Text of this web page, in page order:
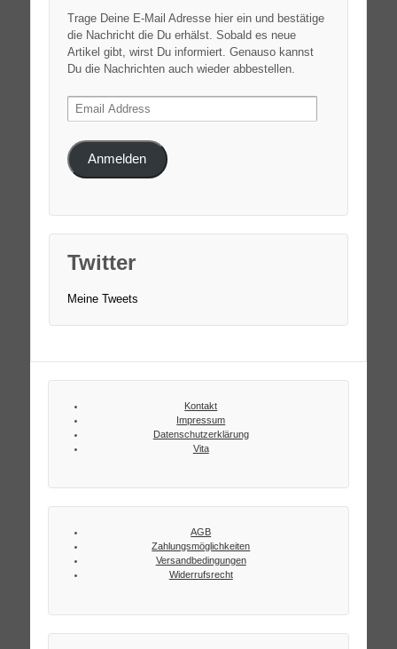
Trage Deine E-Mail Adresse hier ein und bestätige
die Nachricht die Du erhälst. Sobald es neue
Artikel gibt, wirst Du informiert. Genauso kannst
Du die Nachrichten auch wieder abbestellen.
Email
Address
Anmelden
Twitter
Meine Tweets
Kontakt
Impressum
Datenschutzerklärung
Vita
AGB
Zahlungsmöglichkeiten
Versandbedingungen
Widerrufsrecht